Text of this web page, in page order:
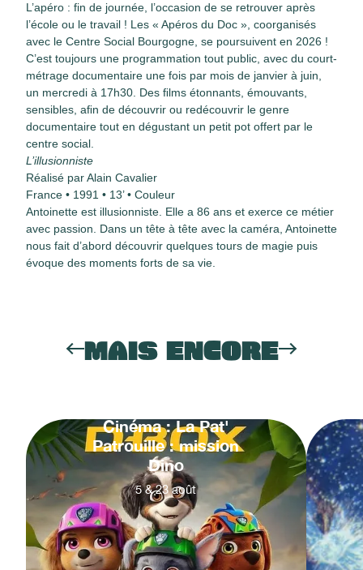
L’apéro : fin de journée, l’occasion de se retrouver après
l’école ou le travail ! Les « Apéros du Doc », coorganisés
avec le Centre Social Bourgogne, se poursuivent en 2026 !
C’est toujours une programmation tout public, avec du court-
métrage documentaire une fois par mois de janvier à juin,
un mercredi à 17h30. Des ﬁlms étonnants, émouvants,
sensibles, aﬁn de découvrir ou redécouvrir le genre
documentaire tout en dégustant un petit pot offert par le
centre social.
L’illusionniste
Réalisé par Alain Cavalier
France • 1991 • 13’ • Couleur
Antoinette est illusionniste. Elle a 86 ans et exerce ce métier
avec passion. Dans un tête à tête avec la caméra, Antoinette
nous fait d’abord découvrir quelques tours de magie puis
évoque des moments forts de sa vie.
MAIS ENCORE
Cinéma : La Pat'
Patrouille : mission
Dino
5 & 23 août